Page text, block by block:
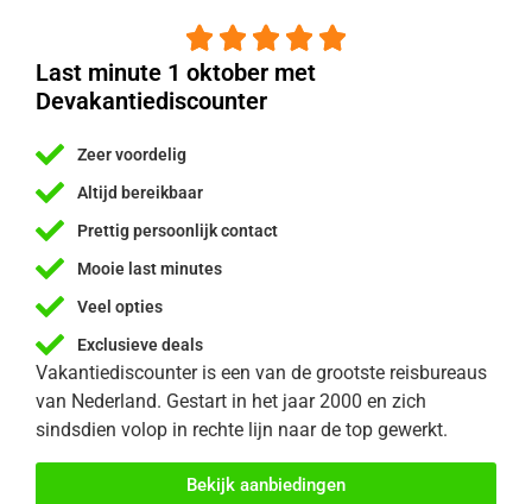
    
Last minute 1 oktober met
Devakantiediscounter
Zeer voordelig
Altijd bereikbaar
Prettig persoonlijk contact
Mooie last minutes
Veel opties
Exclusieve deals
Vakantiediscounter is een van de grootste reisbureaus
van Nederland. Gestart in het jaar 2000 en zich
sindsdien volop in rechte lijn naar de top gewerkt.
Bekijk aanbiedingen